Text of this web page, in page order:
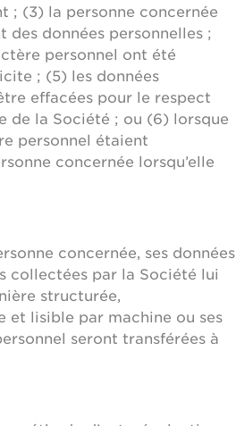
; (3) la personne concernée
des données personnelles ;
personnel ont été
; (5) les données
effacées pour le respect
de la Société ; ou (6) lorsque
personnel étaient
concernée lorsqu’elle
concernée, ses données
collectées par la Société lui
structurée,
et lisible par machine ou ses
seront transférées à